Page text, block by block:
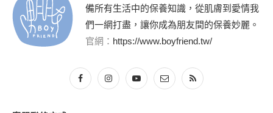
備所有生活中的保養知識，從肌膚到愛情我
們一網打盡，讓你成為朋友間的保養妙麗。
官網： https://www.boyfriend.tw/